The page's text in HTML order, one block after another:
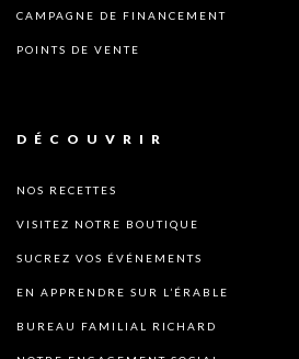
CAMPAGNE DE FINANCEMENT
POINTS DE VENTE
DÉCOUVRIR
NOS RECETTES
VISITEZ NOTRE BOUTIQUE
SUCREZ VOS ÉVÉNEMENTS
EN APPRENDRE SUR L’ÉRABLE
BUREAU FAMILIAL RICHARD